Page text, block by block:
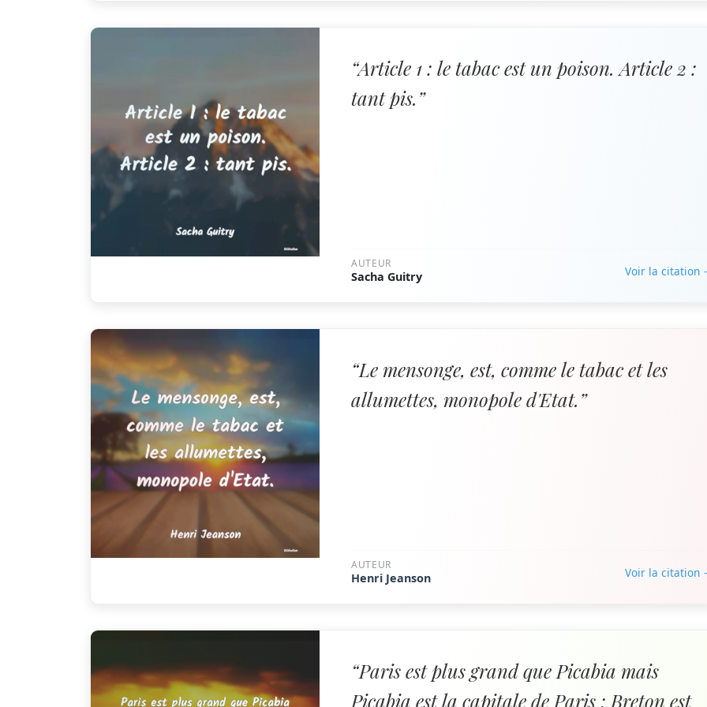
“Article 1 : le tabac est un poison. Article 2 :
tant pis.”
AUTEUR
Sacha Guitry Voir la citation
“Le mensonge, est, comme le tabac et les
allumettes, monopole d'Etat.”
AUTEUR
Henri Jeanson Voir la citation
“Paris est plus grand que Picabia mais
Picabia est la capitale de Paris ; Breton est